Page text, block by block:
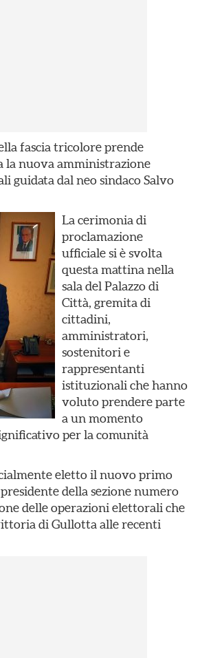
fascia tricolore prende
la nuova amministrazione
guidata dal neo sindaco Salvo
La cerimonia di
proclamazione
ufficiale si è svolta
questa mattina nella
sala del Palazzo di
Città, gremita di
cittadini,
amministratori,
sostenitori e
rappresentanti
istituzionali che hanno
voluto prendere parte
a un momento
per la comunità
eletto il nuovo primo
della sezione numero
delle operazioni elettorali che
di Gullotta alle recenti